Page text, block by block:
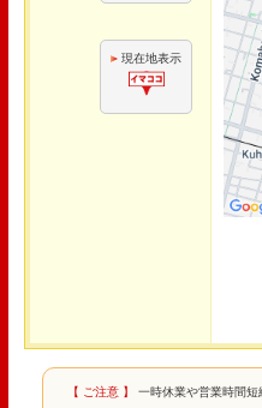
現在地表示
【 ご注意 】 一時休業や営業時間